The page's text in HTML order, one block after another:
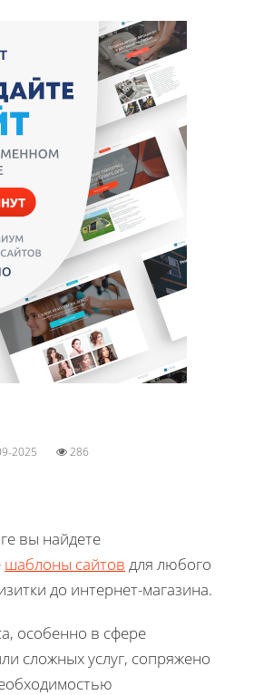
09-2025 286
вы найдете
шаблоны сайтов для любого
до интернет-магазина.
особенно в сфере
сложных услуг, сопряжено